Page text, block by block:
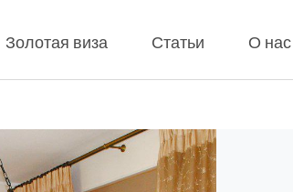
Золотая виза Статьи О нас